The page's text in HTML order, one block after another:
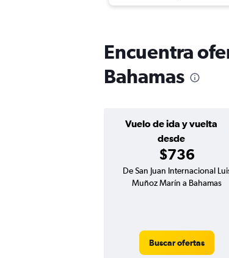
Encuentra
Bahamas
Vuelo de ida y vuelta
desde
$736
De San Juan Internacional
Muñoz Marín a Bahamas
Buscar ofertas